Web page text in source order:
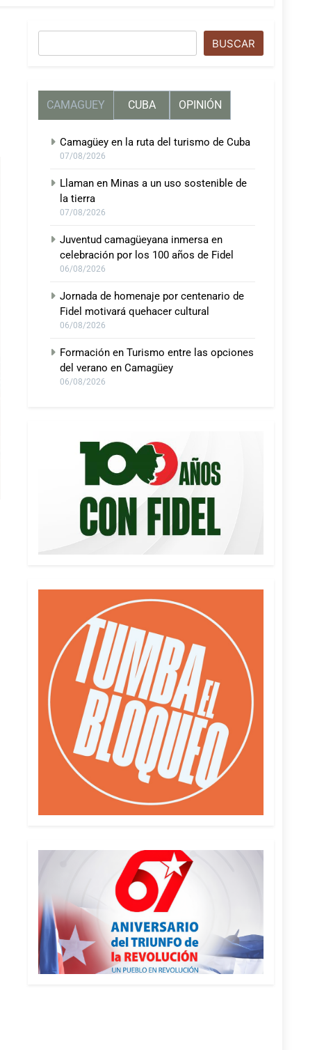
BUSCAR
CAMAGUEY CUBA OPINIÓN
Camagüey en la ruta del turismo de Cuba
07/08/2026
Llaman en Minas a un uso sostenible de
la tierra
07/08/2026
Juventud camagüeyana inmersa en
celebración por los 100 años de Fidel
06/08/2026
Jornada de homenaje por centenario de
Fidel motivará quehacer cultural
06/08/2026
Formación en Turismo entre las opciones
del verano en Camagüey
06/08/2026